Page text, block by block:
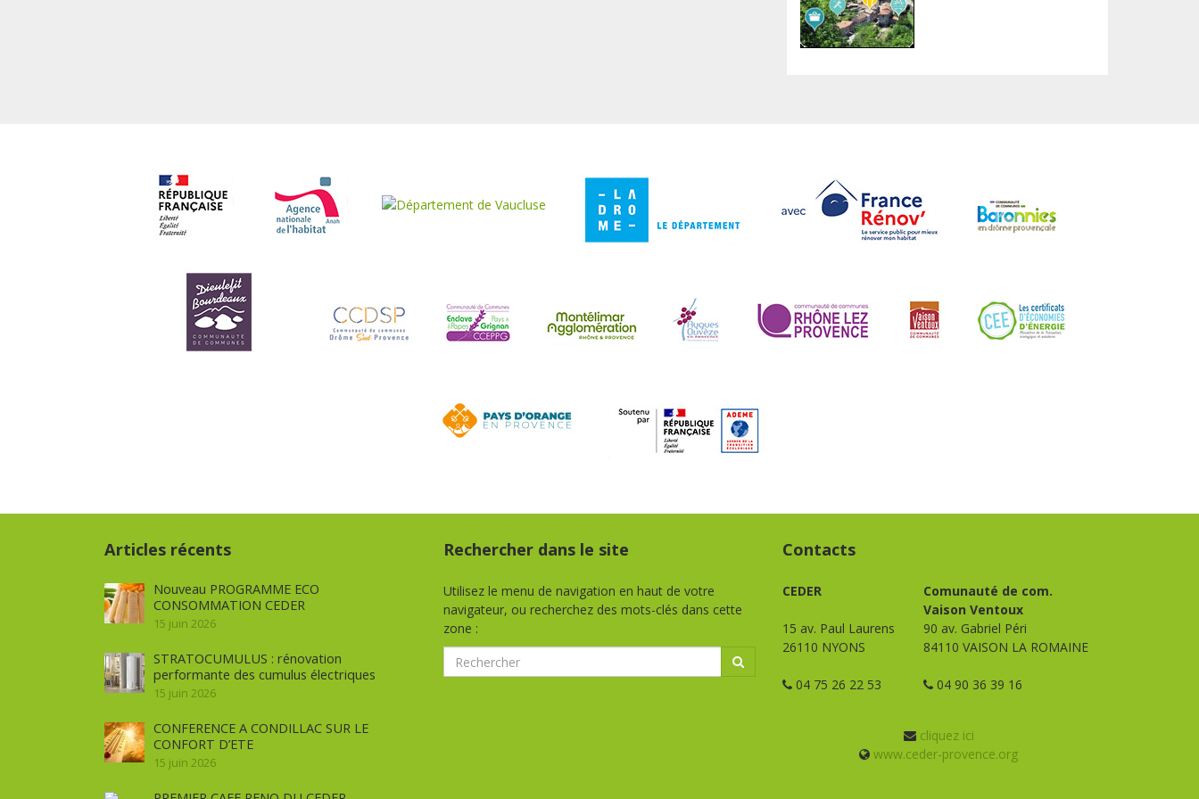
Articles récents
Nouveau PROGRAMME ECO
CONSOMMATION CEDER
15 juin 2026
STRATOCUMULUS : rénovation
performante des cumulus électriques
15 juin 2026
CONFERENCE A CONDILLAC SUR LE
CONFORT D’ETE
15 juin 2026
Rechercher dans le site
Utilisez le menu de navigation en haut de votre
navigateur, ou recherchez des mots-clés dans cette
zone :
Contacts
CEDER
15 av. Paul Laurens
26110 NYONS
04 75 26 22 53
Comunauté de com.
Vaison Ventoux
90 av. Gabriel Péri
84110 VAISON LA ROMAINE
04 90 36 39 16
cliquez ici
www.ceder-provence.org